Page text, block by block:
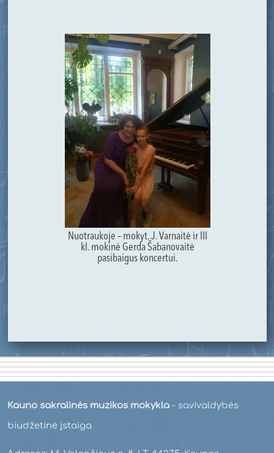
Nuotraukoje – mokyt. J. Varnaitė ir III
kl. mokinė Gerda Šabanovaitė
pasibaigus koncertui.
Kauno sakralinės muzikos mokykla - savivaldybės
biudžetinė įstaiga